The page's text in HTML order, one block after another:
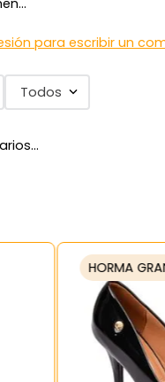
mujer
negro mujer
para escribir un
Todos
HORMA